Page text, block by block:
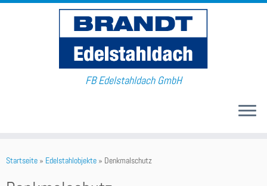
FB Edelstahldach GmbH
Startseite » Edelstahlobjekte » Denkmalschutz